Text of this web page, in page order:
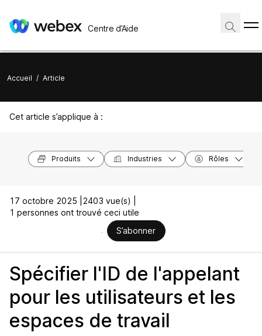
Centre d’Aide
Accueil / Article
Cet article s’applique à :
Produits Industries Rôles
17 octobre 2025 |
2403 vue(s) |
1 personnes ont trouvé ceci utile
S’abonner
Spécifier l'ID de l'appelant
pour les utilisateurs et les
espaces de travail